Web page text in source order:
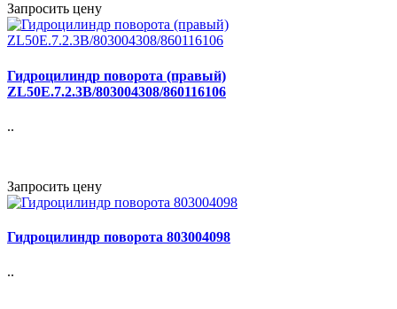
Запросить цену
Гидроцилиндр поворота (правый)
ZL50E.7.2.3B/803004308/860116106
..
Запросить цену
Гидроцилиндр поворота 803004098
..